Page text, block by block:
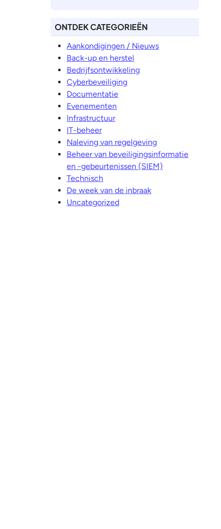
ONTDEK CATEGORIEËN
Aankondigingen / Nieuws
Back-up en herstel
Bedrijfsontwikkeling
Cyberbeveiliging
Documentatie
Evenementen
Infrastructuur
IT-beheer
Naleving van regelgeving
Beheer van beveiligingsinformatie
en -gebeurtenissen (SIEM)
Technisch
De week van de inbraak
Uncategorized